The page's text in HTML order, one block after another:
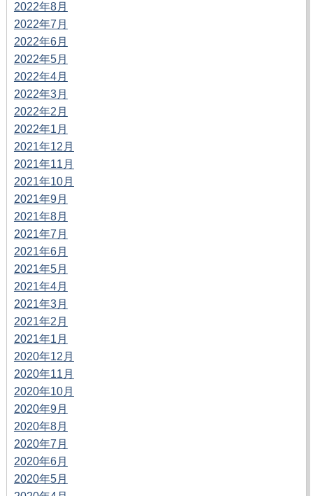
2022年8月
2022年7月
2022年6月
2022年5月
2022年4月
2022年3月
2022年2月
2022年1月
2021年12月
2021年11月
2021年10月
2021年9月
2021年8月
2021年7月
2021年6月
2021年5月
2021年4月
2021年3月
2021年2月
2021年1月
2020年12月
2020年11月
2020年10月
2020年9月
2020年8月
2020年7月
2020年6月
2020年5月